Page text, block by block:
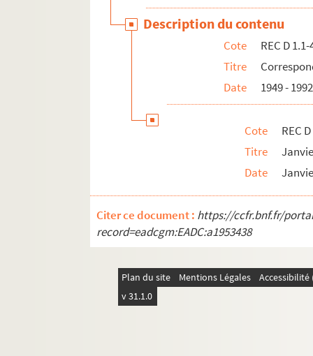
REC D 1.32 1-55. Janvier Décembre
REC D 1.33 1-72. Janvier Décembre
REC D 1.34 1-45. Janvier Décembre
REC D 1.35 1-31. Janvier Décembre
REC D 1.36 1-17. Janvier Octobre 1985
REC D 1.37 1-10. Janvier Novembre
REC D 1.38 1-8. Janvier Août 1987
REC D 1.39 1-13. Janvier Septembre
REC D 1.40 1-9. Janvier Novembre
REC D 1.42 1-21. Janvier Septembre
REC D 1.43 1-4. Septembre Décembre
REC D 1.44 1-8. Janvier Novembre
REC D 1.45 1-4. Février Novembre
REC D 1.46 1-2. Mai Octobre 1973
Description du contenu
Cote
REC D
Titre
Date
1949 - 1992
Cote
REC
Titre
Date
Citer ce document : https://ccfr.bnf.fr/
record=eadcgm:EADC:a1953438
Plan du site Mentions Légales
v 31.1.0